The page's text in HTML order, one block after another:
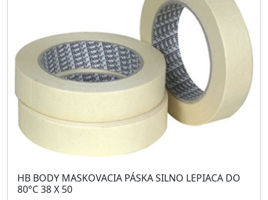
HB BODY MASKOVACIA PÁSKA SILNO LEPIACA DO
80°C 38 X 50